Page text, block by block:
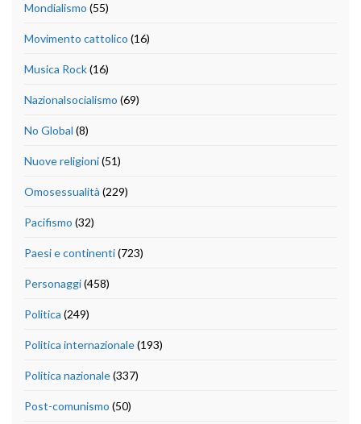
Mondialismo (55)
Movimento cattolico (16)
Musica Rock(16)
Nazionalsocialismo (69)
No Global (8)
Nuove religioni(51)
Omosessualità (229)
Pacifismo (32)
Paesi e continenti(723)
Personaggi(458)
Politica (249)
Politica internazionale(193)
Politica nazionale(337)
Post-comunismo (50)